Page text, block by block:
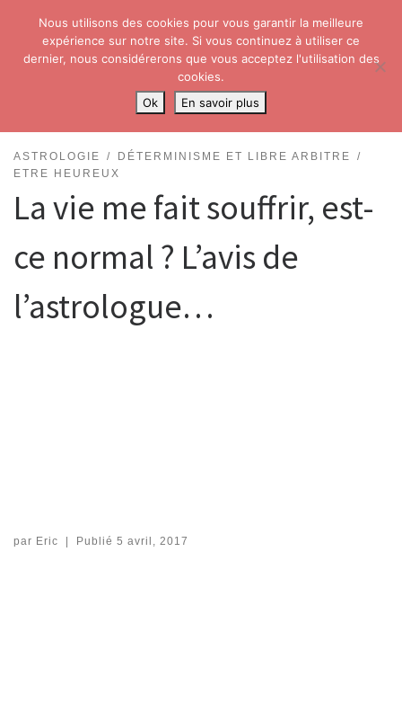
Skip to content
Search
La vie me fait souffrir, est-ce normal ? L’avis de
ASTROLOGIE
DÉTERMINISME ET LIBRE ARBITRE
ETRE HEUREUX
La vie me fait souffrir, est-
ce normal ? L’avis de
l’astrologue…
par Eric Publié 5 avril, 2017
Nous utilisons des cookies pour vous garantir la meilleure
expérience sur notre site. Si vous continuez à utiliser ce
dernier, nous considérerons que vous acceptez l'utilisation des
cookies.
Ok
En savoir plus